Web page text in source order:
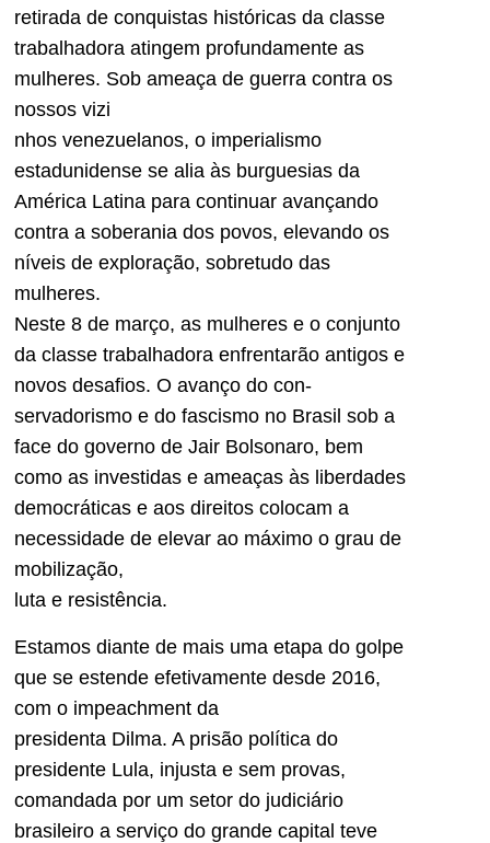
retirada de conquistas históricas da classe
trabalhadora atingem profunda­mente as
mulheres. Sob ameaça de guerra contra os
nossos vizi­
nhos venezuelanos, o imperia­lismo
estadunidense se alia às burguesias da
América Latina para continuar avançando
contra a soberania dos povos, elevando os
níveis de exploração, sobretu­do das
mulheres.
Neste 8 de março, as mulhe­res e o conjunto
da classe traba­lhadora enfrentarão antigos e
no­vos desafios. O avanço do con­
servadorismo e do fascismo no Brasil sob a
face do governo de Jair Bolsonaro, bem
como as in­vestidas e ameaças às liberdades
democráticas e aos direitos colo­cam a
necessidade de elevar ao máximo o grau de
mobilização,
luta e resistência.
Estamos diante de mais uma etapa do golpe
que se estende efetivamente desde 2016,
com o impeachment da
presidenta Dilma. A prisão polí­tica do
presidente Lula, injusta e sem provas,
comandada por um setor do judiciário
brasileiro a serviço do grande capital teve